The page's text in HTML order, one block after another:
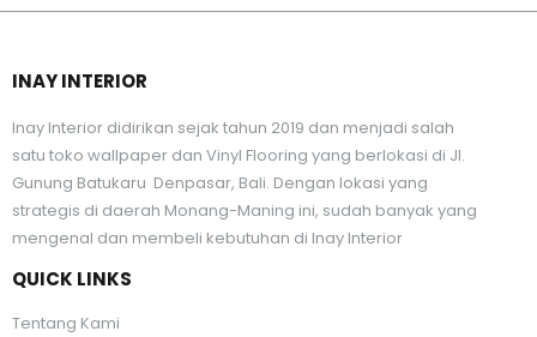
INAY INTERIOR
Inay Interior didirikan sejak tahun 2019 dan menjadi salah
satu toko wallpaper dan Vinyl Flooring yang berlokasi di Jl.
Gunung Batukaru Denpasar, Bali. Dengan lokasi yang
strategis di daerah Monang-Maning ini, sudah banyak yang
mengenal dan membeli kebutuhan di Inay Interior
QUICK LINKS
Tentang Kami